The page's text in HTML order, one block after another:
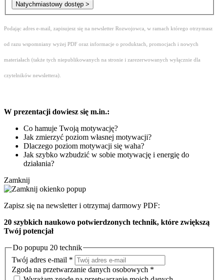
Natychmiastowy dostęp >
Podając adres e-mail, zapisujesz się na newsletter Rozwojowca, w ramach którego otrzymasz
od razu wspomniany wyżej PDF oraz informacje o produktach, promocjach i nowych
materiałach (także tych niepublikowanych na stronie i zarezerwowanych wyłącznie dla
czytelników newslettera).
W prezentacji dowiesz się m.in.:
Co hamuje Twoją motywację?
Jak zmierzyć poziom własnej motywacji?
Dlaczego poziom motywacji się waha?
Jak szybko wzbudzić w sobie motywację i energię do
działania?
Zamknij
Zapisz się na newsletter i otrzymaj darmowy PDF:
20 szybkich naukowo potwierdzonych technik, które zwiększą
Twój potencjał
Do popupu 20 technik
Twój adres e-mail *
Zgoda na przetwarzanie danych osobowych *